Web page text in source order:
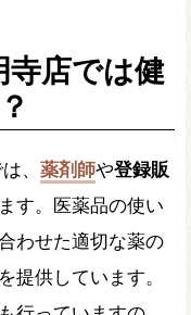
寺店では健
、 薬剤師や登録販
す。医薬品の使い
わせた適切な薬の
提供しています。